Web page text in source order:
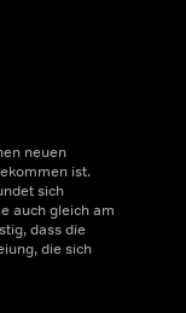
neuen
ist.
sich
auch gleich am
dass die
die sich